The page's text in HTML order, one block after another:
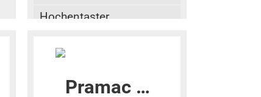
Hochentaster
Sprühgeräte